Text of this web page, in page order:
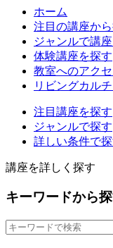
ホーム
注目の講座か
ジャンルで講
体験講座を探す
教室へのアク
リビングカル
注目講座を探す
ジャンルで探す
詳しい条件で
講座を詳しく探す
キーワードから